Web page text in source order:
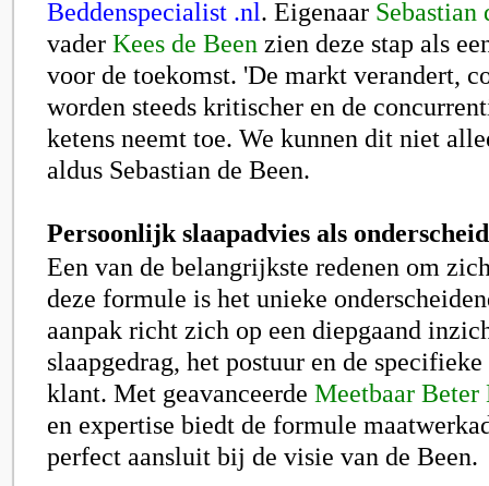
Beddenspecialist .nl. Eigenaar Sebastian
vader Kees de Been zien deze stap als
voor de toekomst. 'De markt verandert,
worden steeds kritischer en de
ketens neemt toe. We kunnen dit niet
aldus Sebastian de Been.
Persoonlijk slaapadvies als
Een van de belangrijkste redenen om
deze formule is het unieke
aanpak richt zich op een diepgaand
slaapgedrag, het postuur en de
klant. Met geavanceerde Meetbaar Beter
en expertise biedt de formule
perfect aansluit bij de visie van de Been.